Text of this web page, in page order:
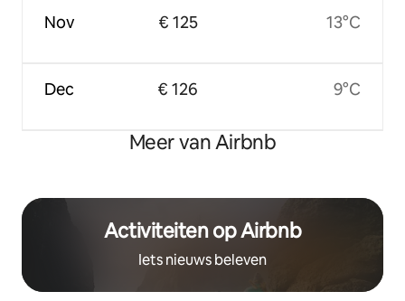
Nov
Dec
€ 125
€ 126
13°C
9°C
Meer van Airbnb
Activiteiten op Airbnb
Iets nieuws beleven